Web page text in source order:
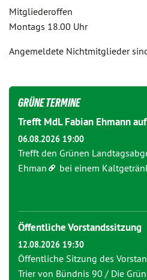
Mitgliederoffen
Montags 18.00 Uhr
Angemeldete Nichtmitglieder
GRÜNE TERMINE
Trefft MdL Fabian Ehmann
06.08.2026 19:00
Trefft den Grünen
Ehman
bei einem
Öffentliche Vorstandssitzung
12.08.2026 19:30
Öffentliche Sitzung des
Trier von Bündnis 90 / Die